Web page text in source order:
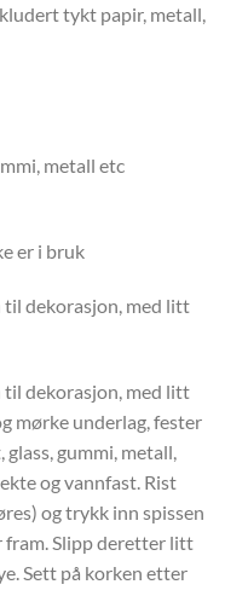
tykt papir, metall,
metall etc
er i bruk
til dekorasjon, med litt
til dekorasjon, med litt
mørke underlag, fester
glass, gummi, metall,
og vannfast. Rist
og trykk inn spissen
fram. Slipp deretter litt
Sett på korken etter